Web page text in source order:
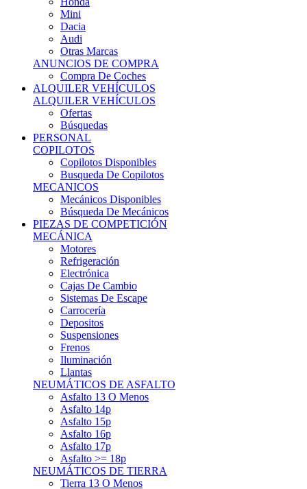
Dacia
Audi
Otras Marcas
ANUNCIOS DE COMPRA
Compra De Coches
ALQUILER VEHÍCULOS
ALQUILER VEHÍCULOS
Ofertas
Búsquedas
PERSONAL
COPILOTOS
Copilotos Disponibles
Busqueda De Copilotos
MECANICOS
Mecánicos Disponibles
Búsqueda De Mecánicos
PIEZAS DE COMPETICIÓN
MECÁNICA
Motores
Refrigeración
Electrónica
Cajas De Cambio
Sistemas De Escape
Carrocería
Depositos
Suspensiones
Frenos
Iluminación
Llantas
NEUMÁTICOS DE ASFALTO
Asfalto 13 O Menos
Asfalto 14p
Asfalto 15p
Asfalto 16p
Asfalto 17p
Asfalto >= 18p
NEUMÁTICOS DE TIERRA
Tierra 13 O Menos
Tierra 14p